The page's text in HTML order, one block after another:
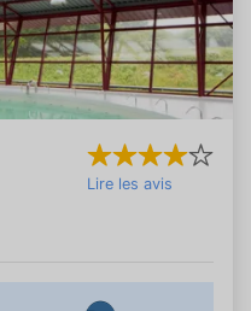
Lire les avis